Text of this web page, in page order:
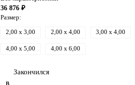
36 876 ₽
Размер:
2,00 x 3,00 2,00 x 4,00 3,00 x 4,00
4,00 x 5,00 4,00 x 6,00
Закончился
В
В